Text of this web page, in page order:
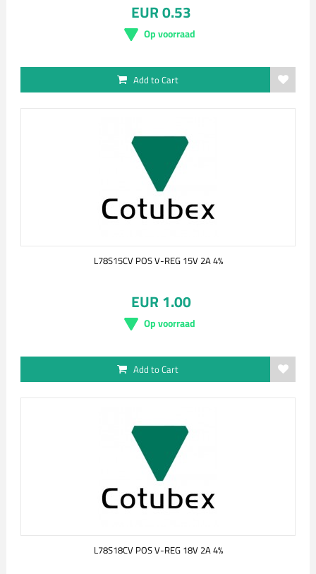
EUR 0.53
Op voorraad
Add to Cart
L78S15CV POS V-REG 15V 2A 4%
EUR 1.00
Op voorraad
Add to Cart
L78S18CV POS V-REG 18V 2A 4%